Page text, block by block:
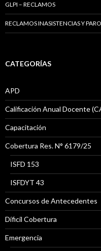
GLPI – RECLAMOS
RECLAMOS INASISTENCIAS Y
CATEGORÍAS
APD
Calificación Anual Docente
Capacitación
Cobertura Res. N° 6179/25
ISFD 153
ISFDYT 43
Concursos de Antecedentes
Díficil Cobertura
Emergencia